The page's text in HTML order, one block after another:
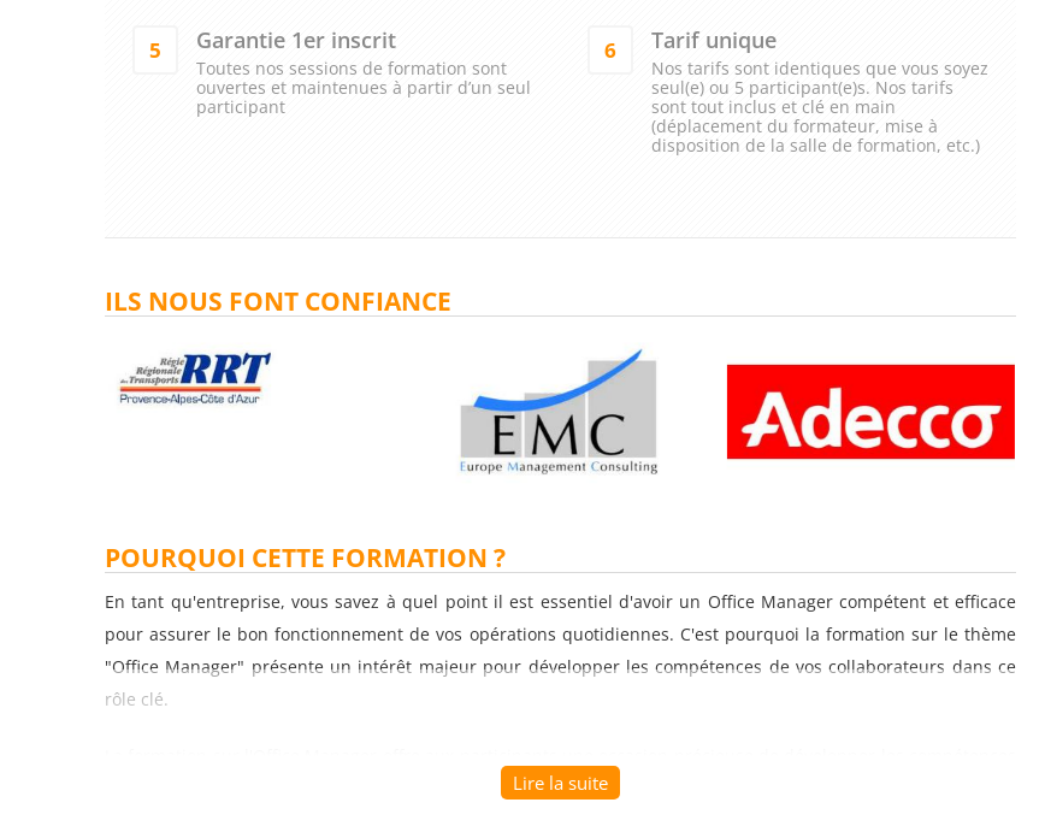
5 Garantie 1er inscrit
Toutes nos sessions de formation sont
ouvertes et maintenues à partir d’un seul
participant
6 Tarif unique
Nos tarifs sont identiques que vous soyez
seul(e) ou 5 participant(e)s. Nos tarifs
sont tout inclus et clé en main
(déplacement du formateur, mise à
disposition de la salle de formation, etc.)
ILS NOUS FONT CONFIANCE
POURQUOI CETTE FORMATION ?
En tant qu'entreprise, vous savez à quel point il est essentiel d'avoir un Office Manager compétent et efficace
pour assurer le bon fonctionnement de vos opérations quotidiennes. C'est pourquoi la formation sur le thème
"Office Manager" présente un intérêt majeur pour développer les compétences de vos collaborateurs dans ce
rôle clé.
nécessaires pour gérer efficacement les tâches administratives, coordonner les activités du bureau et soutenir
Lire la suite